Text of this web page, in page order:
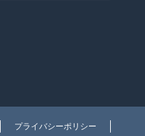
プライバシーポリシー